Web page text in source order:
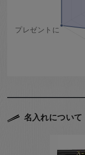
名入れについて